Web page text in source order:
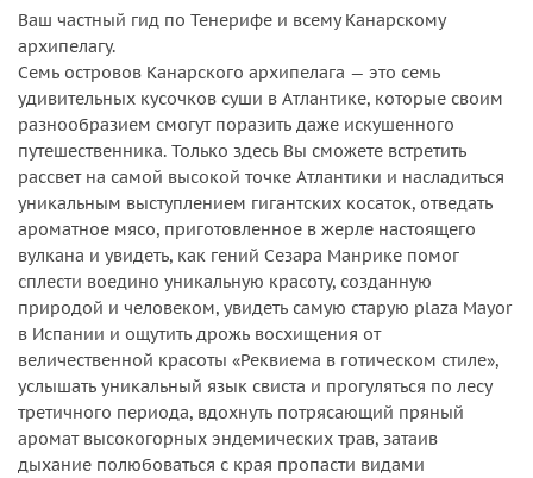
Ваш частный гид по Тенерифе и всему Канарскому
архипелагу.
Семь островов Канарского архипелага — это семь
удивительных кусочков суши в Атлантике, которые своим
разнообразием смогут поразить даже искушенного
путешественника. Только здесь Вы сможете встретить
рассвет на самой высокой точке Атлантики и насладиться
уникальным выступлением гигантских косаток, отведать
ароматное мясо, приготовленное в жерле настоящего
вулкана и увидеть, как гений Сезара Манрике помог
сплести воедино уникальную красоту, созданную
природой и человеком, увидеть самую старую plaza Mayor
в Испании и ощутить дрожь восхищения от
величественной красоты «Реквиема в готическом стиле»,
услышать уникальный язык свиста и прогуляться по лесу
третичного периода, вдохнуть потрясающий пряный
аромат высокогорных эндемических трав, затаив
дыхание полюбоваться с края пропасти видами